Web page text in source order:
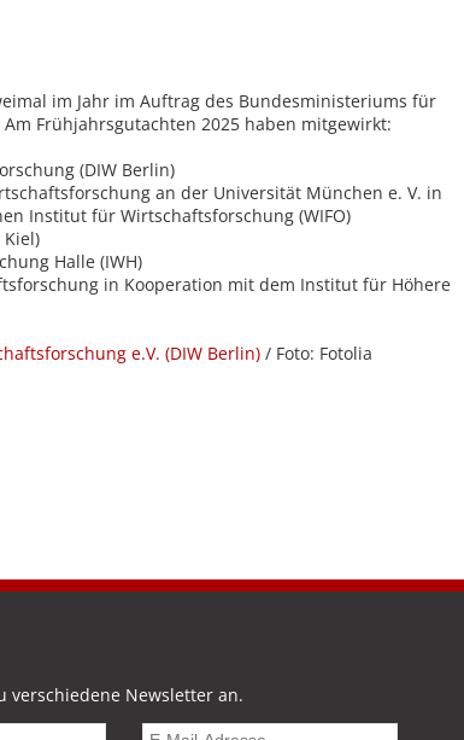
im Jahr im Auftrag des Bundesministeriums für
Frühjahrsgutachten 2025 haben mitgewirkt:
(DIW Berlin)
an der Universität München e. V. in
Institut für Wirtschaftsforschung (WIFO)
Kiel)
Halle (IWH)
in Kooperation mit dem Institut für Höhere
e.V. (DIW Berlin) / Foto: Fotolia
verschiedene Newsletter an.